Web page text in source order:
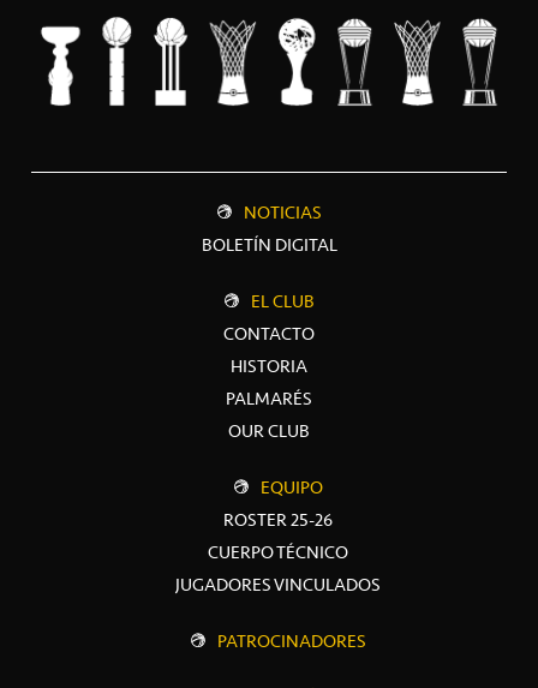
NOTICIAS
BOLETÍN DIGITAL
EL CLUB
CONTACTO
HISTORIA
PALMARÉS
OUR CLUB
EQUIPO
ROSTER 25-26
CUERPO TÉCNICO
JUGADORES VINCULADOS
PATROCINADORES